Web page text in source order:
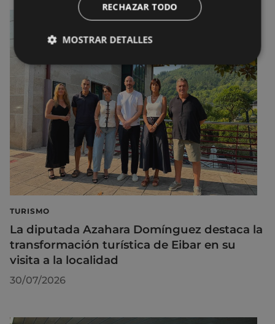
TURISMO
La diputada Azahara Domínguez destaca la
transformación turística de Eibar en su
visita a la localidad
30/07/2026
RECHAZAR TODO
MOSTRAR DETALLES